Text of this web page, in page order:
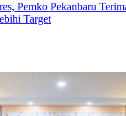
Pemko Pekanbaru
Target